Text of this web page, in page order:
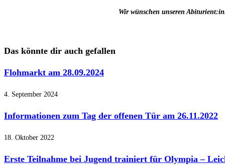
Wir wünschen unseren
Das könnte dir auch gefallen
Flohmarkt am 28.09.2024
4. September 2024
Informationen zum Tag der offenen Tür am 26.11.2022
18. Oktober 2022
Erste Teilnahme bei Jugend trainiert für Olympia –